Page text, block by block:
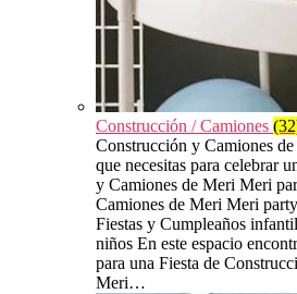
Construcción / Camiones
Construcción y Camiones
que necesitas para celebrar
y Camiones de Meri Meri
Camiones de Meri Meri
Fiestas y Cumpleaños
niños En este espacio
para una Fiesta de
Meri…